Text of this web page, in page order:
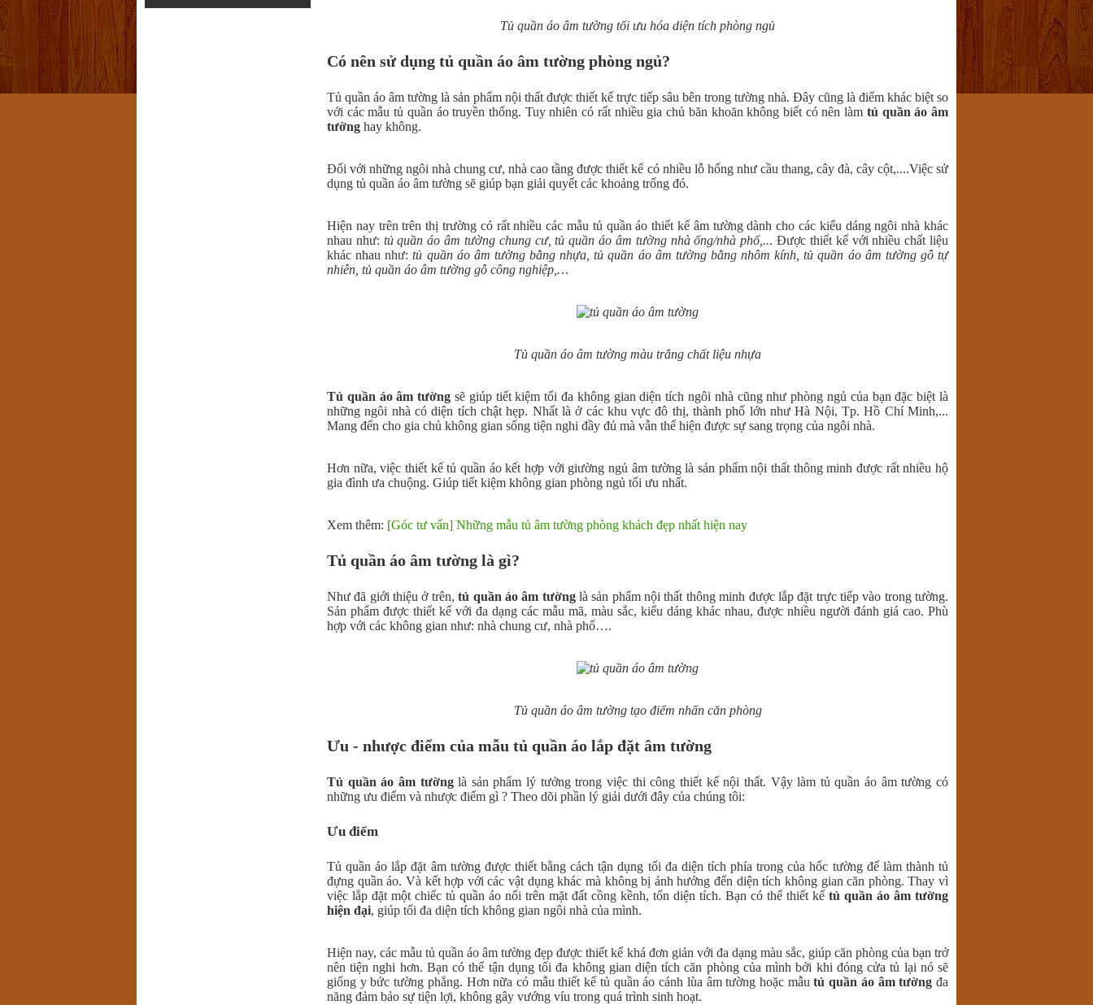
Tủ quần áo âm tường tối ưu hóa diện tích phòng ngủ
Có nên sử dụng tủ quần áo âm tường phòng ngủ?
Tủ quần áo âm tường là sản phẩm nội thất được thiết kế trực tiếp sâu bên trong tường nhà. Đây cũng là điểm khác biệt so
với các mẫu tủ quần áo truyền thống. Tuy nhiên có rất nhiều gia chủ băn khoăn không biết có nên làm tủ quần áo âm
tường hay không.
Đối với những ngôi nhà chung cư, nhà cao tầng được thiết kế có nhiều lỗ hổng như cầu thang, cây đà, cây cột,....Việc sử
dụng tủ quần áo âm tường sẽ giúp bạn giải quyết các khoảng trống đó.
Hiện nay trên trên thị trường có rất nhiều các mẫu tủ quần áo thiết kế âm tường dành cho các kiểu dáng ngôi nhà khác
nhau như: tủ quần áo âm tường chung cư, tủ quần áo âm tường nhà ống/nhà phố,... Được thiết kế với nhiều chất liệu
khác nhau như:tủ quần áo âm tường bằng nhựa, tủ quần áo âm tường bằng nhôm kính, tủ quần áo âm tường gỗ tự
nhiên, tủ quần áo âm tường gỗ công nghiệp,…
Tủ quần áo âm tường màu trắng chất liệu nhựa
Tủ quần áo âm tường sẽ giúp tiết kiệm tối đa không gian diện tích ngôi nhà cũng như phòng ngủ của bạn đặc biệt là
những ngôi nhà có diện tích chật hẹp. Nhất là ở các khu vực đô thị, thành phố lớn như Hà Nội, Tp. Hồ Chí Minh,...
Mang đến cho gia chủ không gian sống tiện nghi đầy đủ mà vẫn thể hiện được sự sang trọng của ngôi nhà.
Hơn nữa, việc thiết kế tủ quần áo kết hợp với giường ngủ âm tường là sản phẩm nội thất thông minh được rất nhiều hộ
gia đình ưa chuộng. Giúp tiết kiệm không gian phòng ngủ tối ưu nhất.
Xem thêm: [Góc tư vấn] Những mẫu tủ âm tường phòng khách đẹp nhất hiện nay
Tủ quần áo âm tường là gì?
Như đã giới thiệu ở trên,tủ quần áo âm tườnglà sản phẩm nội thất thông minh được lắp đặt trực tiếp vào trong tường.
Sản phẩm được thiết kế với đa dạng các mẫu mã, màu sắc, kiểu dáng khác nhau, được nhiều người đánh giá cao. Phù
hợp với các không gian như: nhà chung cư, nhà phố….
Tủ quần áo âm tường tạo điểm nhấn căn phòng
Ưu - nhược điểm của mẫu tủ quần áo lắp đặt âm tường
Tủ quần áo âm tườnglà sản phẩm lý tưởng trong việc thi công thiết kế nội thất. Vậy làm tủ quần áo âm tường có
những ưu điểm và nhược điểm gì ? Theo dõi phần lý giải dưới đây của chúng tôi:
Ưu điểm
Tủ quần áo lắp đặt âm tường được thiết bằng cách tận dụng tối đa diện tích phía trong của hốc tường để làm thành tủ
đựng quần áo. Và kết hợp với các vật dụng khác mà không bị ảnh hưởng đến diện tích không gian căn phòng. Thay vì
việc lắp đặt một chiếc tủ quần áo nổi trên mặt đất cồng kềnh, tốn diện tích. Bạn có thể thiết kế tủ quần áo âm tường
hiện đại, giúp tối đa diện tích không gian ngôi nhà của mình.
Hiện nay, các mẫu tủ quần áo âm tường đẹp được thiết kế khá đơn giản với đa dạng màu sắc, giúp căn phòng của bạn trở
nên tiện nghi hơn. Bạn có thể tận dụng tối đa không gian diện tích căn phòng của mình bởi khi đóng cửa tủ lại nó sẽ
giống y bức tường phẳng. Hơn nữa có mẫu thiết kế tủ quần áo cánh lùa âm tường hoặc mẫutủ quần áo âm tường đa
năng đảm bảo sự tiện lợi, không gây vướng víu trong quá trình sinh hoạt.